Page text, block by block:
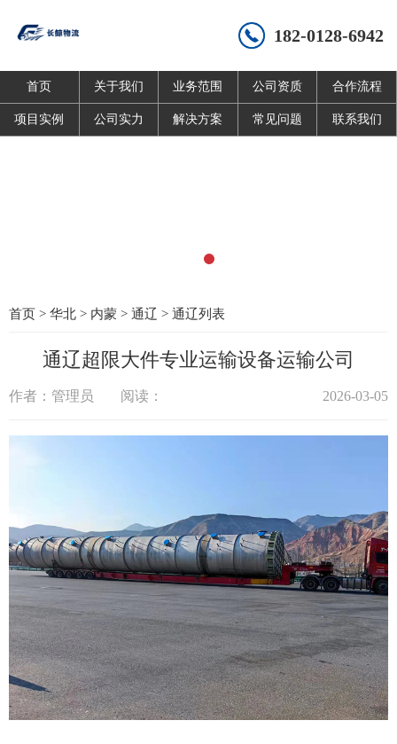
182-0128-6942
首页 关于我们 业务范围 公司资质 合作流程
项目实例 公司实力 解决方案 常见问题 联系我们
首页 > 华北 > 内蒙 > 通辽 > 通辽列表
通辽超限大件专业运输设备运输公司
作者：管理员 阅读： 2026-03-05